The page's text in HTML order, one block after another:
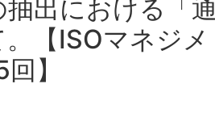
出における「通
【ISOマネジメ
】